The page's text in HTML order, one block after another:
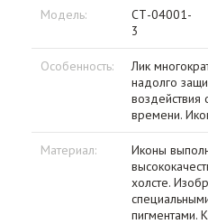
Модель:
СТ-04001-
3
Особенность:
Лик
надолго
времени.
Материал:
Иконы
холсте.
пигментами.